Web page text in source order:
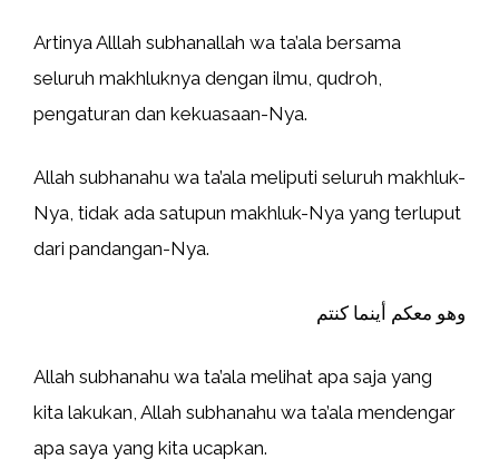
Artinya Alllah subhanallah wa ta’ala bersama
seluruh makhluknya dengan ilmu, qudroh,
pengaturan dan kekuasaan-Nya.
Allah subhanahu wa ta’ala meliputi seluruh makhluk-
Nya, tidak ada satupun makhluk-Nya yang terluput
dari pandangan-Nya.
وهو معكم أينما كنتم
Allah subhanahu wa ta’ala melihat apa saja yang
kita lakukan, Allah subhanahu wa ta’ala mendengar
apa saya yang kita ucapkan.